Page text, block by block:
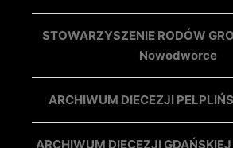
STOWARZYSZENIE RODÓW
Nowodworce
ARCHIWUM DIECEZJI
ARCHIWUM DIECEZJI